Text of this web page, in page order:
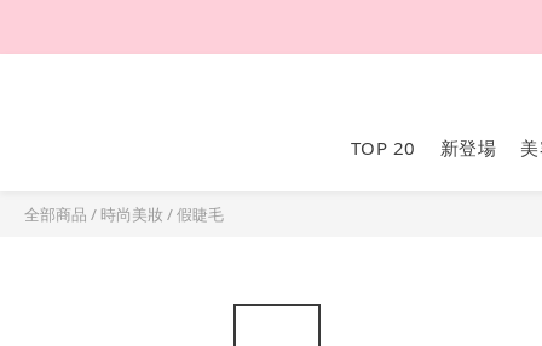
TOP 20 新登場
全部商品 / 時尚美妝/假睫毛